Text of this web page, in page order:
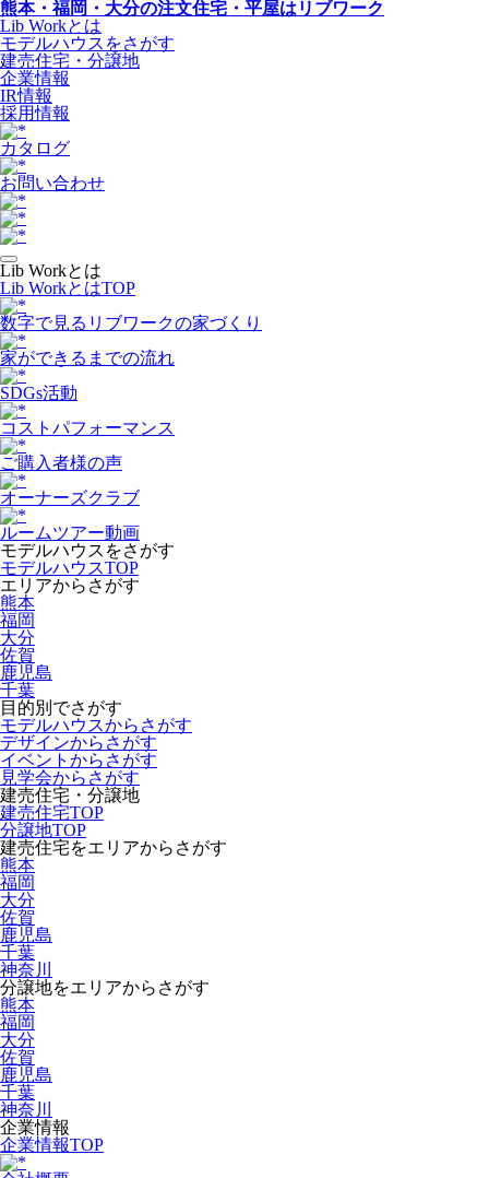
熊本・福岡・大分の注文住宅・平屋はリブワーク
Lib Workとは
モデルハウスをさがす
建売住宅・分譲地
企業情報
IR情報
採用情報
カタログ
お問い合わせ
Lib Workとは
Lib WorkとはTOP
数字で⾒るリブワークの家づくり
家ができるまでの流れ
SDGs活動
コストパフォーマンス
ご購入者様の声
オーナーズクラブ
ルームツアー動画
モデルハウスをさがす
モデルハウスTOP
エリアからさがす
熊本
福岡
大分
佐賀
鹿児島
千葉
目的別でさがす
モデルハウスからさがす
デザインからさがす
イベントからさがす
見学会からさがす
建売住宅・分譲地
建売住宅TOP
分譲地TOP
建売住宅をエリアからさがす
熊本
福岡
大分
佐賀
鹿児島
千葉
神奈川
分譲地をエリアからさがす
熊本
福岡
大分
佐賀
鹿児島
千葉
神奈川
企業情報
企業情報TOP